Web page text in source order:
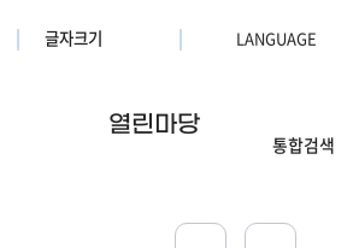
글자크기
열린마당
통합검색